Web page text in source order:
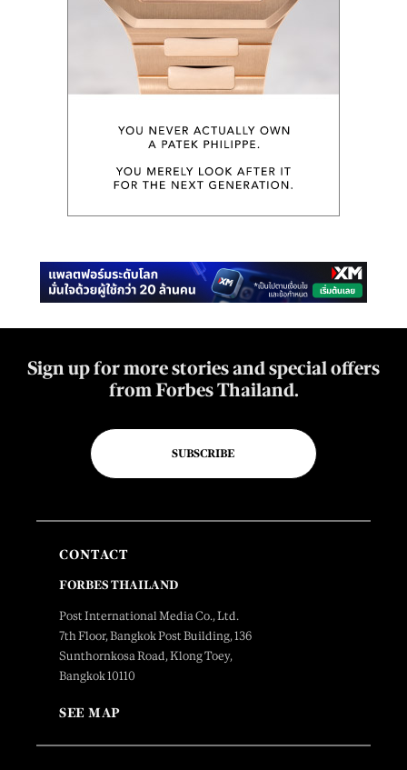
Sign up for more stories and special offers
from Forbes Thailand.
SUBSCRIBE
CONTACT
FORBES THAILAND
Post International Media Co., Ltd.
7th Floor, Bangkok Post Building, 136
Sunthornkosa Road, Klong Toey,
Bangkok 10110
SEE MAP